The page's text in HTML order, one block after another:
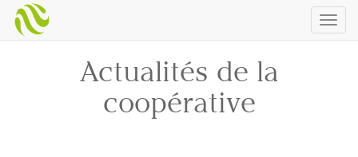
Actualités de la
coopérative